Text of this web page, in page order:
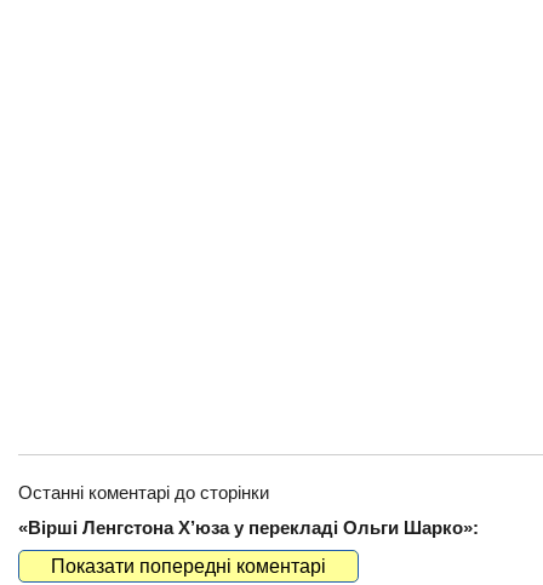
Останні коментарі до сторінки
«Вірші Ленгстона Х’юза у перекладі Ольги Шарко»:
Показати попередні коментарі